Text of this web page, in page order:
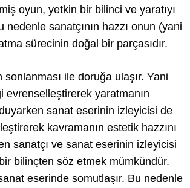
oyun, yetkin bir bilinci ve yaratıyı
nedenle sanatçının hazzı onun (yani
sürecinin doğal bir parçasıdır.
ile doruğa ulaşır. Yani
evrenselleştirerek yaratmanın
sanat eserinin izleyicisi de
kavramanın estetik hazzını
sanatçı ve sanat eserinin izleyicisi
bilinçten söz etmek mümkündür.
eserinde somutlaşır. Bu nedenle